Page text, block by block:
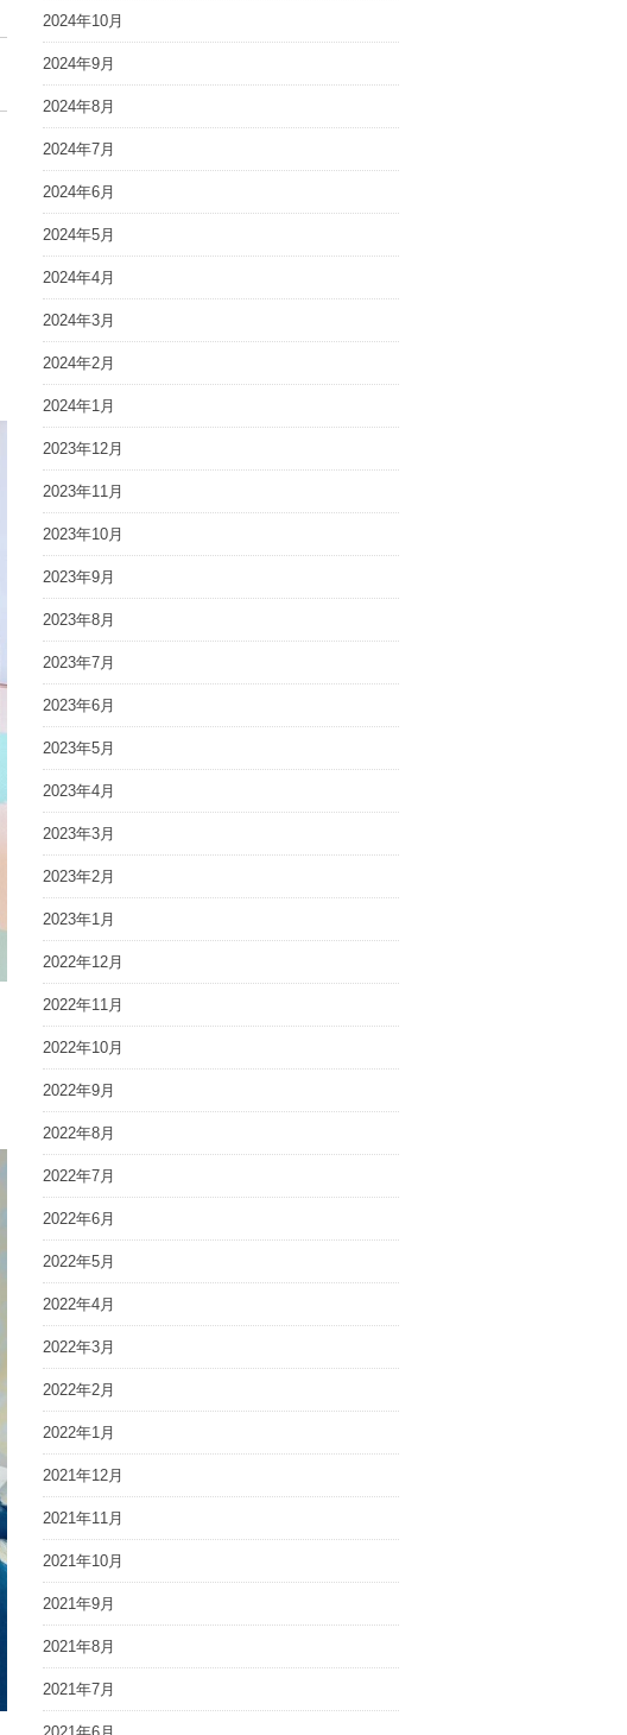
2024年10月
2024年9月
2024年8月
2024年7月
2024年6月
2024年5月
2024年4月
2024年3月
2024年2月
2024年1月
2023年12月
2023年11月
2023年10月
2023年9月
2023年8月
2023年7月
2023年6月
2023年5月
2023年4月
2023年3月
2023年2月
2023年1月
2022年12月
2022年11月
2022年10月
2022年9月
2022年8月
2022年7月
2022年6月
2022年5月
2022年4月
2022年3月
2022年2月
2022年1月
2021年12月
2021年11月
2021年10月
2021年9月
2021年8月
2021年7月